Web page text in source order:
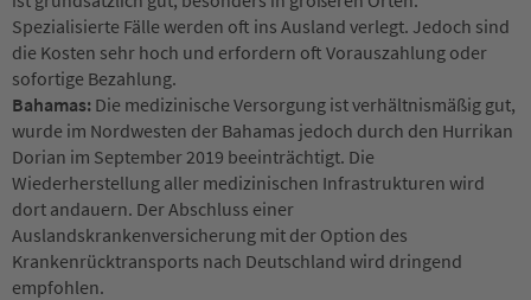
Spezialisierte Fälle werden oft ins Ausland verlegt. Jedoch sind
die Kosten sehr hoch und erfordern oft Vorauszahlung oder
sofortige Bezahlung.
Bahamas: Die medizinische Versorgung ist verhältnismäßig gut,
wurde im Nordwesten der Bahamas jedoch durch den Hurrikan
Dorian im September 2019 beeinträchtigt. Die
Wiederherstellung aller medizinischen Infrastrukturen wird
dort andauern. Der Abschluss einer
Auslandskrankenversicherung mit der Option des
Krankenrücktransports nach Deutschland wird dringend
empfohlen.